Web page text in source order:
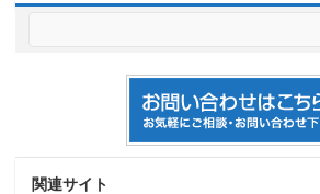
関連サイト